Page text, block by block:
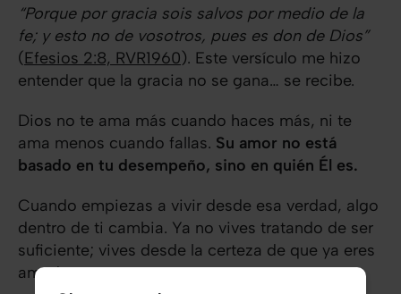
“Porque por gracia sois salvos por medio de la
fe; y esto no de vosotros, pues es don de Dios”
(Efesios 2:8, RVR1960). Este versículo me hizo
entender que la gracia no se gana… se recibe.
Dios no te ama más cuando haces más, ni te
ama menos cuando fallas. Su amor no está
basado en tu desempeño, sino en quién Él es.
Cuando empiezas a vivir desde esa verdad, algo
dentro de ti cambia. Ya no vives tratando de ser
suficiente; vives desde la certeza de que ya eres
amado.